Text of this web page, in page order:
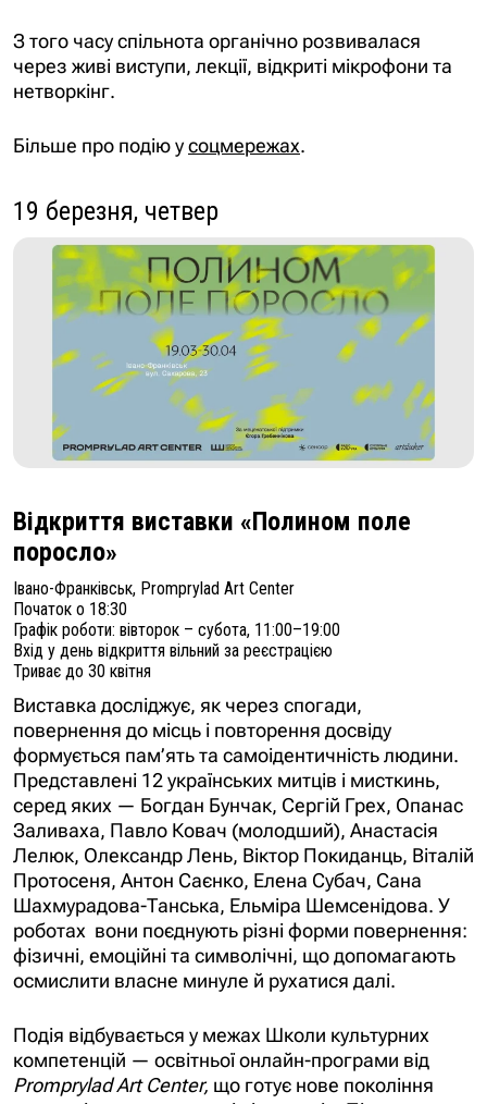
З того часу спільнота органічно розвивалася
через живі виступи, лекції, відкриті мікрофони та
нетворкінг.
Більше про подію усоцмережах.
19 березня, четвер
Відкриття виставки «Полином поле
поросло»
Івано-Франківськ, Promprylad Art Center
Початок о 18:30
Графік роботи: вівторок – субота, 11:00–19:00
Вхід у день відкриття вільний за реєстрацією
Триває до 30 квітня
Виставка досліджує, як через спогади,
повернення до місць і повторення досвіду
формується пам’ять та самоідентичність людини.
Представлені 12 українських митців і мисткинь,
серед яких — Богдан Бунчак, Сергій Грех, Опанас
Заливаха, Павло Ковач (молодший), Анастасія
Лелюк, Олександр Лень, Віктор Покиданць, Віталій
Протосеня, Антон Саєнко, Елена Субач, Сана
Шахмурадова-Танська, Ельміра Шемсенідова. У
роботах вони поєднують різні форми повернення:
фізичні, емоційні та символічні, що допомагають
осмислити власне минуле й рухатися далі.
Подія відбувається у межах Школи культурних
компетенцій — освітньої онлайн-програми від
Promprylad Art Center, що готує нове покоління